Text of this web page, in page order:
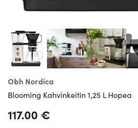
Obh Nordica
Blooming Kahvinkeitin 1,25 L Hopea
117.00 €